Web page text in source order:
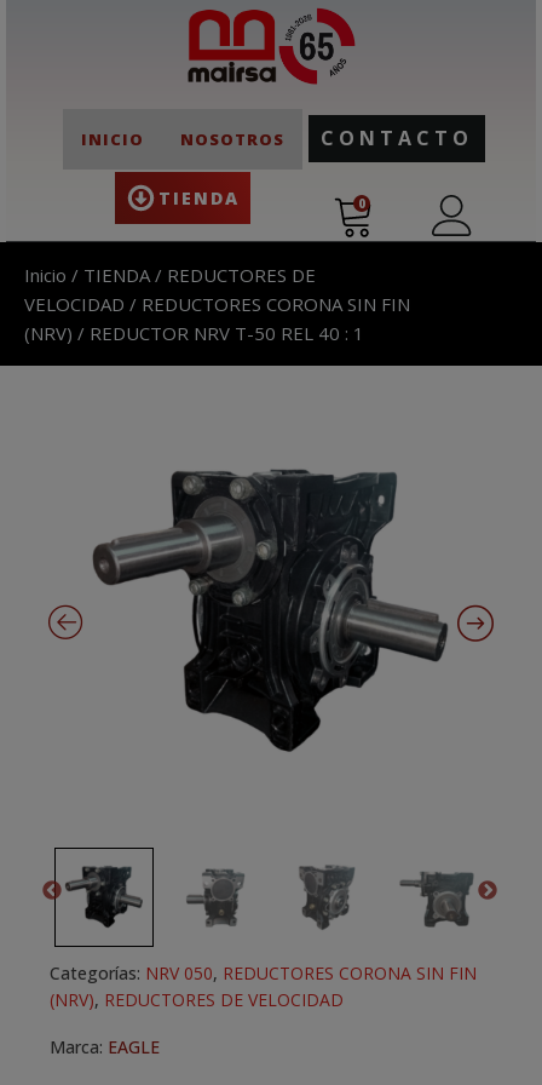
INICIO NOSOTROS
TIENDA
CONTACTO
0
Inicio / TIENDA / REDUCTORES DE
VELOCIDAD / REDUCTORES CORONA SIN FIN
(NRV) / REDUCTOR NRV T-50 REL 40 : 1
Categorías: NRV 050, REDUCTORES CORONA SIN FIN
(NRV), REDUCTORES DE VELOCIDAD
Marca: EAGLE